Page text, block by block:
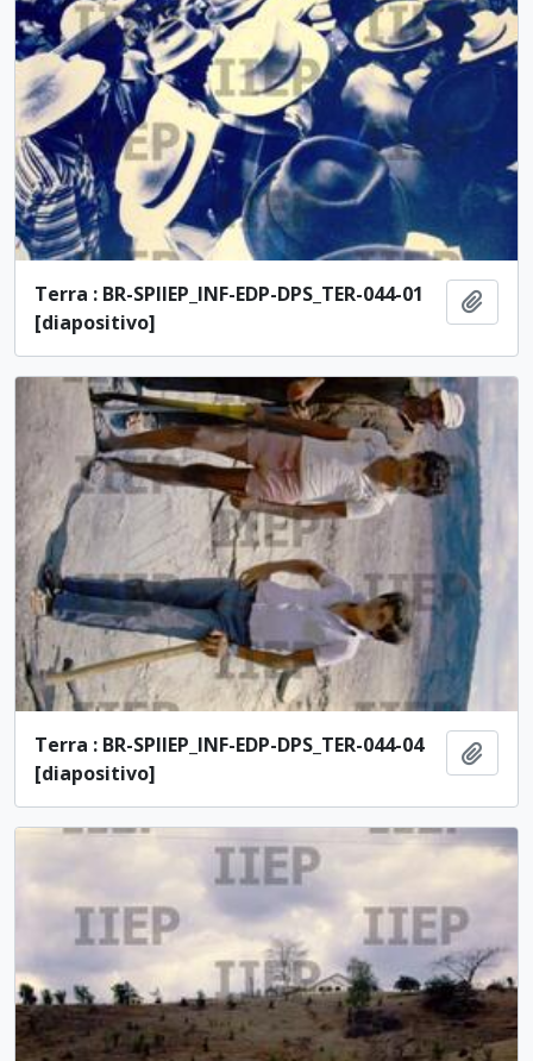
Terra : BR-SPIIEP_INF-EDP-DPS_TER-044-01
[diapositivo]
Terra : BR-SPIIEP_INF-EDP-DPS_TER-044-04
[diapositivo]